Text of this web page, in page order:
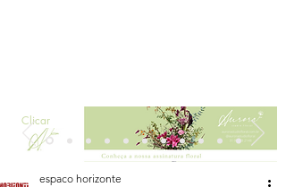
Clicar
espaco horizonte